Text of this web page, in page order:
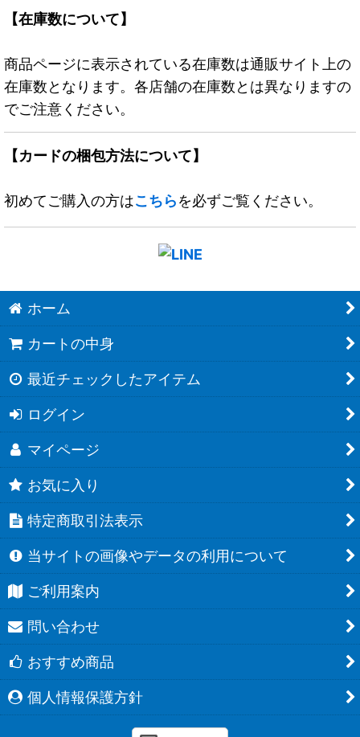
【在庫数について】
商品ページに表示されている在庫数は通販サイト上の
在庫数となります。各店舗の在庫数とは異なりますの
でご注意ください。
【カードの梱包方法について】
初めてご購入の方はこちらを必ずご覧ください。
ホーム
カートの中身
最近チェックしたアイテム
ログイン
マイページ
お気に入り
特定商取引法表示
当サイトの画像やデータの利用について
ご利用案内
問い合わせ
おすすめ商品
個人情報保護方針